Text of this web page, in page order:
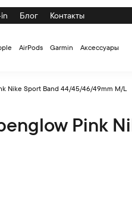
Блог Контакты
AirPods Garmin Аксессуары
Nike Sport Band 44/45/46/49mm M/L
Pink
44/45/46/49mm M/L